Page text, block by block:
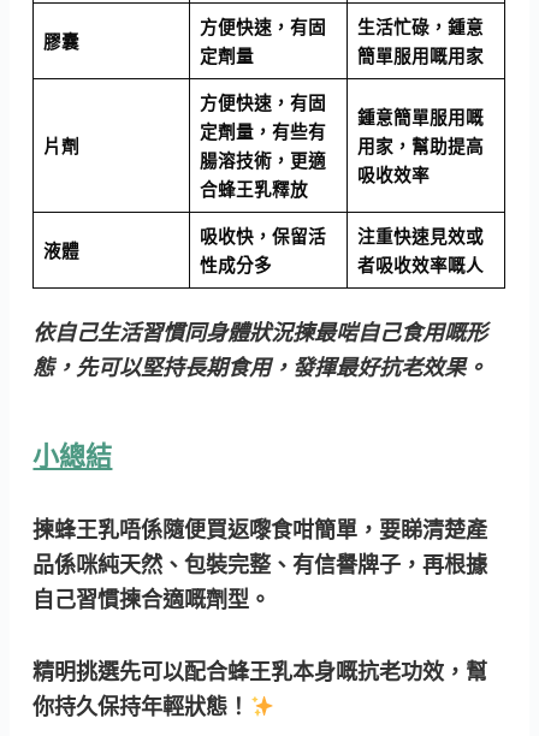
膠囊
方便快速，有固
定劑量
生活忙碌，鍾意
簡單服用嘅用家
片劑
方便快速，有固
定劑量，有些有
腸溶技術，更適
合蜂王乳釋放
鍾意簡單服用嘅
用家，幫助提高
吸收效率
液體
吸收快，保留活
性成分多
注重快速見效或
者吸收效率嘅人
依自己生活習慣同身體狀況揀最啱自己食用嘅形
態，先可以堅持長期食用，發揮最好抗老效果。
小總結
揀蜂王乳唔係隨便買返嚟食咁簡單，要睇清楚產
品係咪純天然、包裝完整、有信譽牌子，再根據
自己習慣揀合適嘅劑型。
精明挑選先可以配合蜂王乳本身嘅抗老功效，幫
你持久保持年輕狀態！